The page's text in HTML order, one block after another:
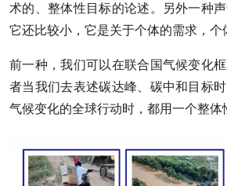
术的、整体性目标的论述。另外一种
它还比较小，它是关于个体的需求，个
前一种，我们可以在联合国气候变化
者当我们去表述碳达峰、碳中和目标
气候变化的全球行动时，都用一个整体